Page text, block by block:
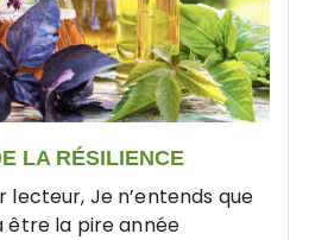
LA RÉSILIENCE
Je n’entends que
être la pire année